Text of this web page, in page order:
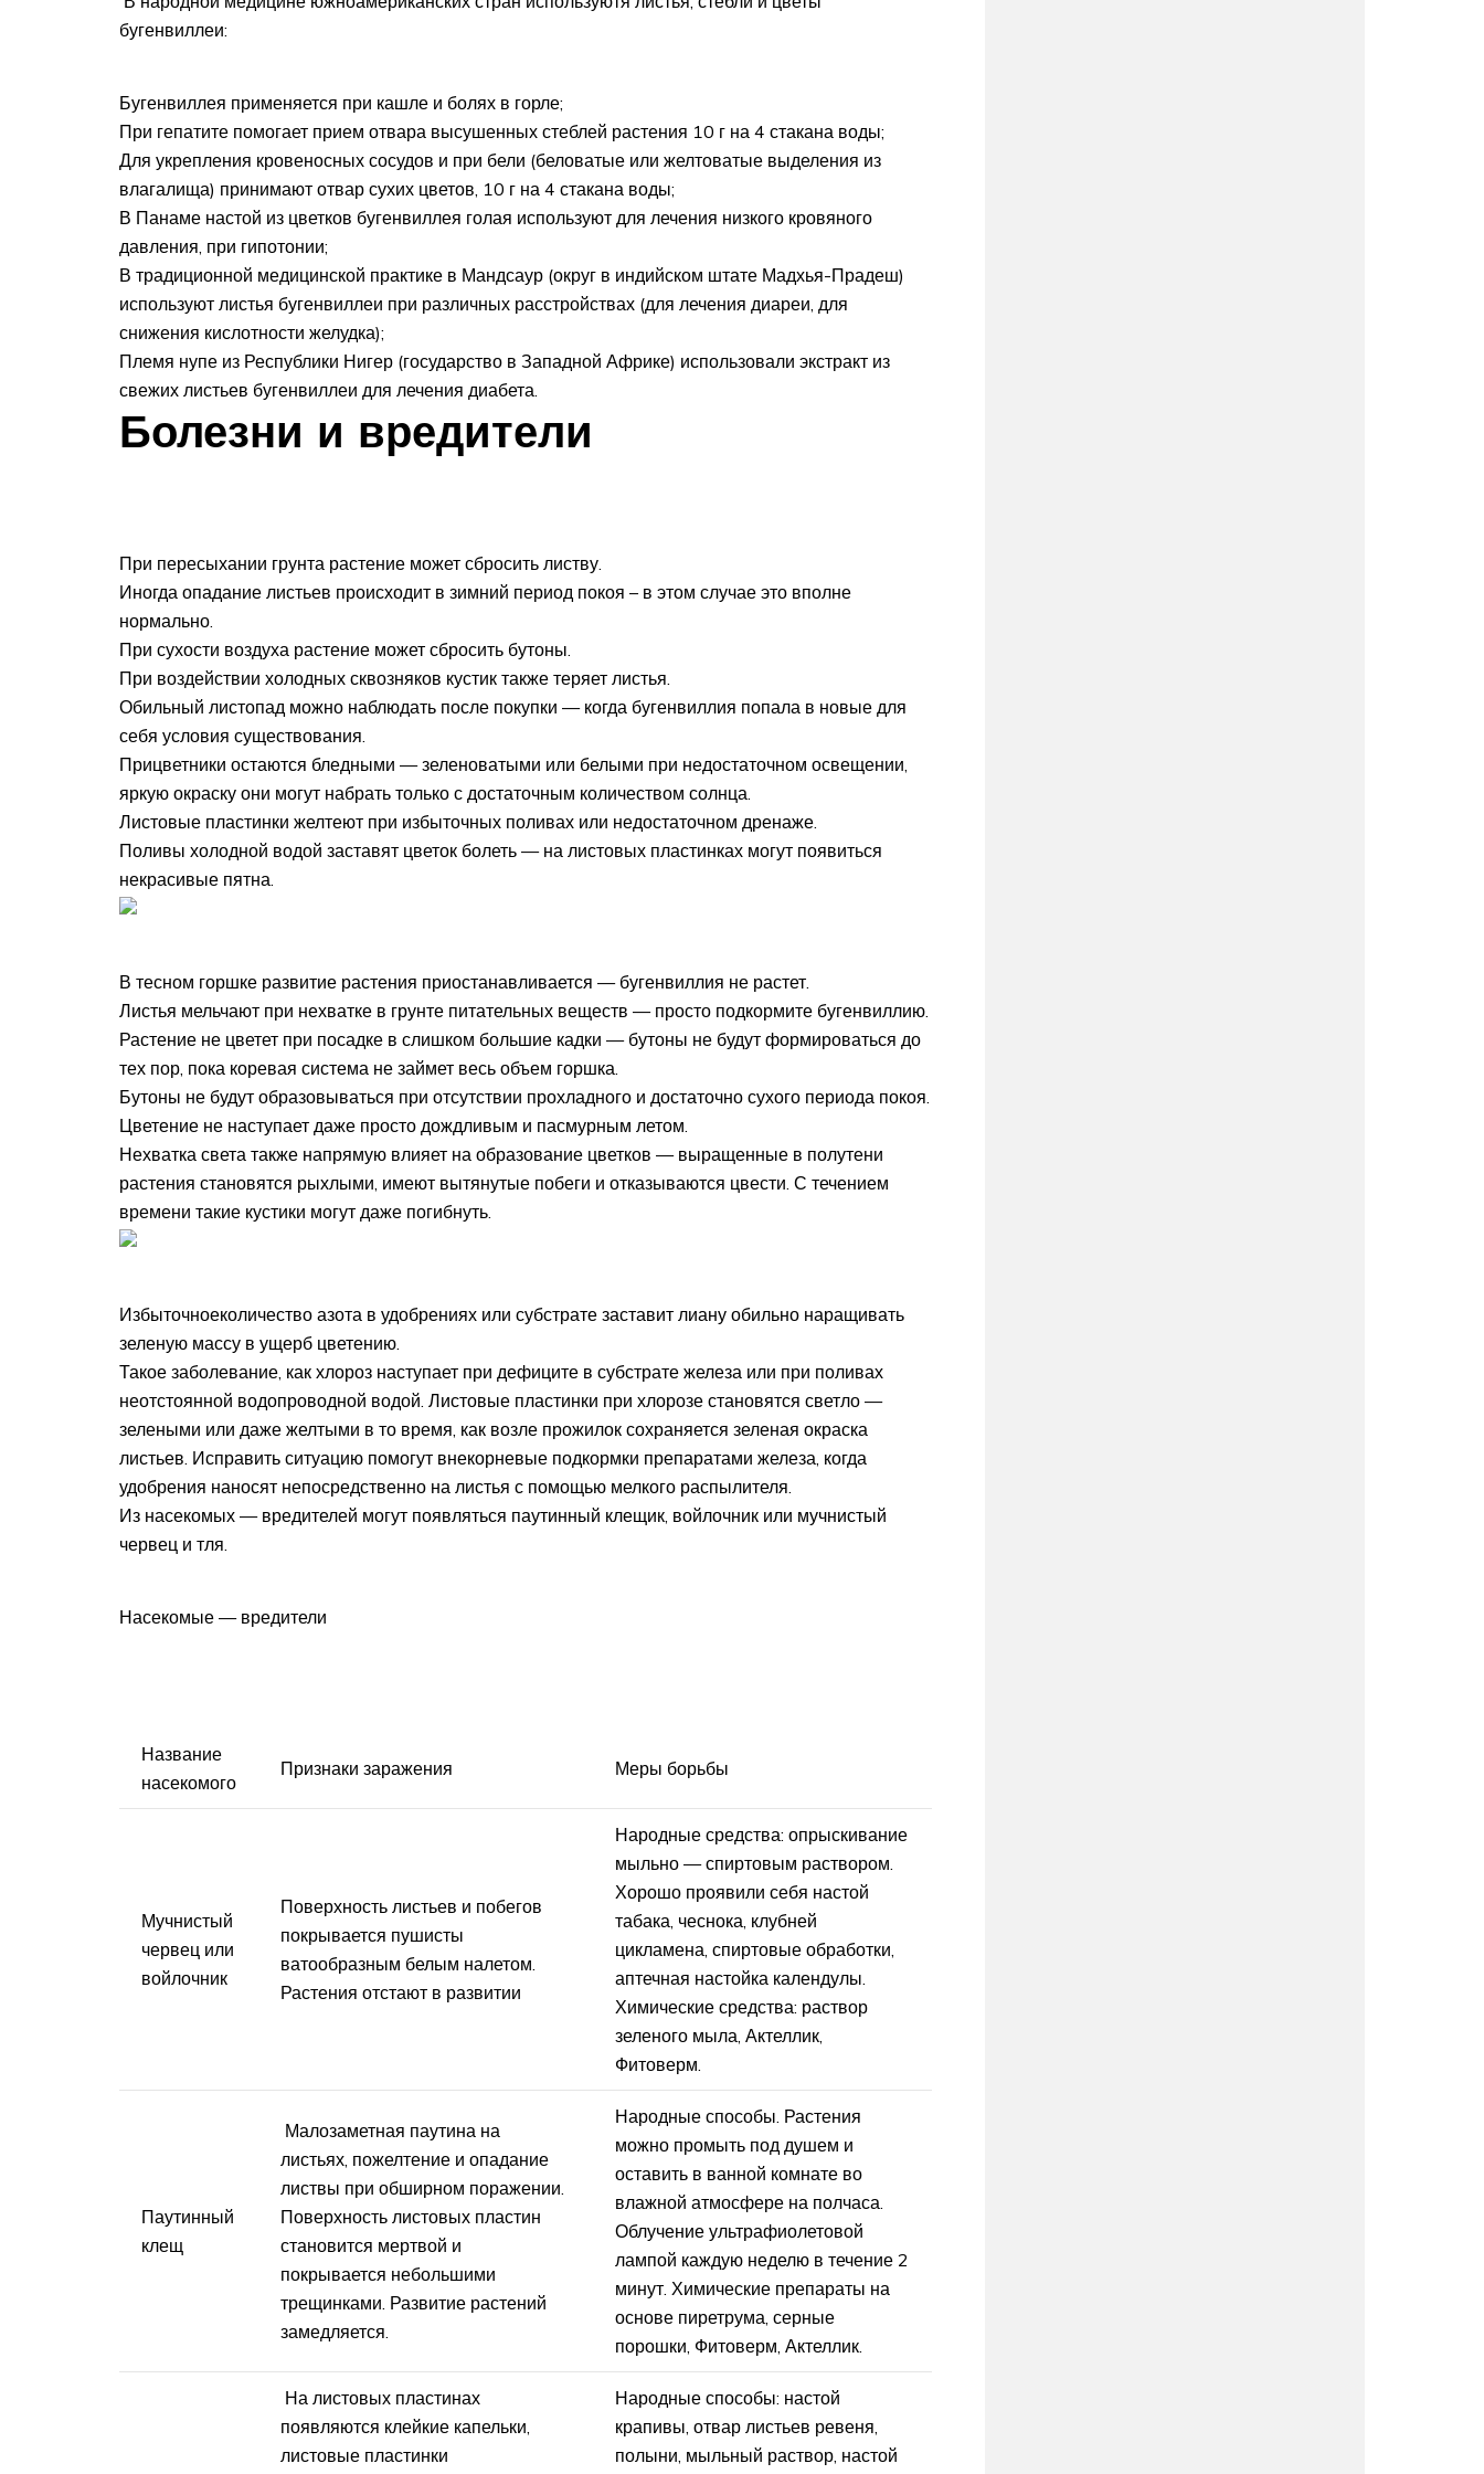
бугенвиллеи:
Бугенвиллея применяется при кашле и болях в горле;
При гепатите помогает прием отвара высушенных стеблей растения 10 г на 4 стакана воды;
Для укрепления кровеносных сосудов и при бели (беловатые или желтоватые выделения из
влагалища) принимают отвар сухих цветов, 10 г на 4 стакана воды;
В Панаме настой из цветков бугенвиллея голая используют для лечения низкого кровяного
давления, при гипотонии;
В традиционной медицинской практике в Мандсаур (округ в индийском штате Мадхья-Прадеш)
используют листья бугенвиллеи при различных расстройствах (для лечения диареи, для
снижения кислотности желудка);
Племя нупе из Республики Нигер (государство в Западной Африке) использовали экстракт из
свежих листьев бугенвиллеи для лечения диабета.
Болезни и вредители
При пересыхании грунта растение может сбросить листву.
Иногда опадание листьев происходит в зимний период покоя – в этом случае это вполне
нормально.
При сухости воздуха растение может сбросить бутоны.
При воздействии холодных сквозняков кустик также теряет листья.
Обильный листопад можно наблюдать после покупки — когда бугенвиллия попала в новые для
себя условия существования.
Прицветники остаются бледными — зеленоватыми или белыми при недостаточном освещении,
яркую окраску они могут набрать только с достаточным количеством солнца.
Листовые пластинки желтеют при избыточных поливах или недостаточном дренаже.
Поливы холодной водой заставят цветок болеть — на листовых пластинках могут появиться
некрасивые пятна.
В тесном горшке развитие растения приостанавливается — бугенвиллия не растет.
Листья мельчают при нехватке в грунте питательных веществ — просто подкормите бугенвиллию.
Растение не цветет при посадке в слишком большие кадки — бутоны не будут формироваться до
тех пор, пока коревая система не займет весь объем горшка.
Бутоны не будут образовываться при отсутствии прохладного и достаточно сухого периода покоя.
Цветение не наступает даже просто дождливым и пасмурным летом.
Нехватка света также напрямую влияет на образование цветков — выращенные в полутени
растения становятся рыхлыми, имеют вытянутые побеги и отказываются цвести. С течением
времени такие кустики могут даже погибнуть.
Избыточноеколичество азота в удобрениях или субстрате заставит лиану обильно наращивать
зеленую массу в ущерб цветению.
Такое заболевание, как хлороз наступает при дефиците в субстрате железа или при поливах
неотстоянной водопроводной водой. Листовые пластинки при хлорозе становятся светло —
зелеными или даже желтыми в то время, как возле прожилок сохраняется зеленая окраска
листьев. Исправить ситуацию помогут внекорневые подкормки препаратами железа, когда
удобрения наносят непосредственно на листья с помощью мелкого распылителя.
Из насекомых — вредителей могут появляться паутинный клещик, войлочник или мучнистый
червец и тля.
Насекомые — вредители
Название
насекомого
Признаки заражения Меры борьбы
Мучнистый
червец или
войлочник
Поверхность листьев и побегов
покрывается пушисты
ватообразным белым налетом.
Растения отстают в развитии
Народные средства: опрыскивание
мыльно — спиртовым раствором.
Хорошо проявили себя настой
табака, чеснока, клубней
цикламена, спиртовые обработки,
аптечная настойка календулы.
Химические средства: раствор
зеленого мыла, Актеллик,
Фитоверм.
Паутинный
клещ
Малозаметная паутина на
листьях, пожелтение и опадание
листвы при обширном поражении.
Поверхность листовых пластин
становится мертвой и
покрывается небольшими
трещинками. Развитие растений
замедляется.
Народные способы. Растения
можно промыть под душем и
оставить в ванной комнате во
влажной атмосфере на полчаса.
Облучение ультрафиолетовой
лампой каждую неделю в течение 2
минут. Химические препараты на
основе пиретрума, серные
порошки, Фитоверм, Актеллик.
На листовых пластинах
появляются клейкие капельки,
листовые пластинки
Народные способы: настой
крапивы, отвар листьев ревеня,
полыни, мыльный раствор, настой